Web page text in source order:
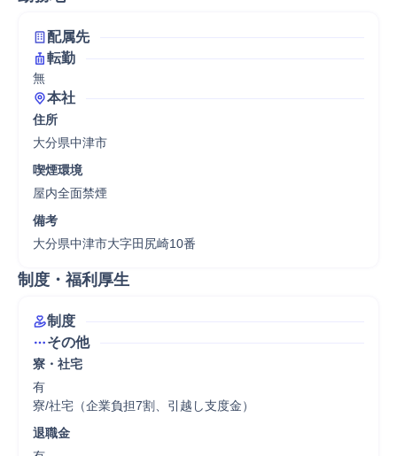
配属先
転勤
無
本社
住所
大分県中津市
喫煙環境
屋内全面禁煙
備考
大分県中津市大字田尻崎10番
制度・福利厚生
制度
その他
寮・社宅
有
寮/社宅（企業負担7割、引越し支度金）
退職金